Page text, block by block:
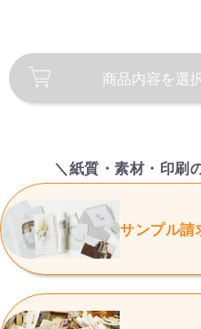
商品内容を 選
＼紙質・素材・印刷
サンプル請